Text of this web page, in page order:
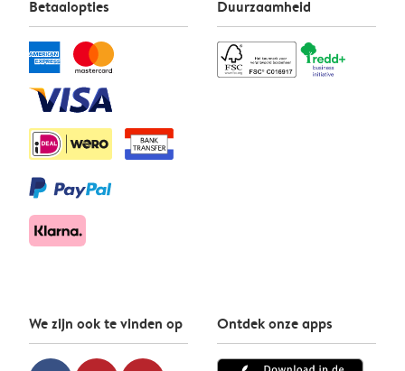
Betaalopties Duurzaamheid
We zijn ook te vinden op Ontdek onze apps